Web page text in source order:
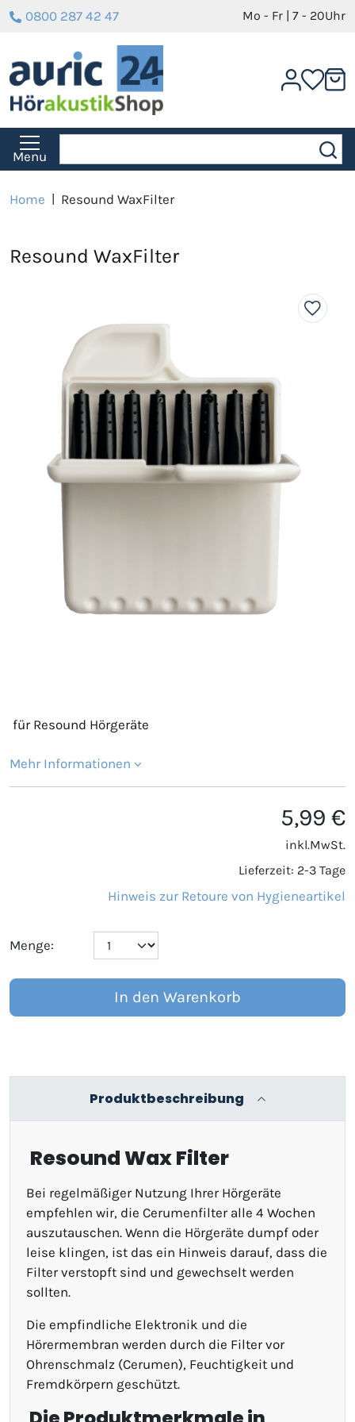
0800 287 42 47 Mo - Fr | 7 - 20Uhr
Menu
Home | Resound WaxFilter
Resound WaxFilter
für Resound Hörgeräte
Mehr Informationen
5,99 €
inkl.MwSt.
Lieferzeit: 2-3 Tage
Hinweis zur Retoure von Hygieneartikel
Menge:
In den Warenkorb
Produktbeschreibung
Resound Wax Filter
Bei regelmäßiger Nutzung Ihrer Hörgeräte
empfehlen wir, die Cerumenfilter alle 4 Wochen
auszutauschen. Wenn die Hörgeräte dumpf oder
leise klingen, ist das ein Hinweis darauf, dass die
Filter verstopft sind und gewechselt werden
sollten.
Die empfindliche Elektronik und die
Hörermembran werden durch die Filter vor
Ohrenschmalz (Cerumen), Feuchtigkeit und
Fremdkörpern geschützt.